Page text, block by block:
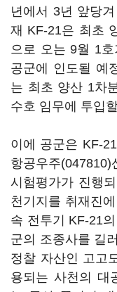
년에서 3년 앞당
재 KF-21은 최초
으로 오는 9월 1
공군에 인도될 예
는 최초 양산 1차
수호 임무에 투입
이에 공군은 KF-
항공우주(047810)
시험평가가 진행
천기지를 취재진
속 전투기 KF-21
군의 조종사를 길
정찰 자산인 고고
용되는 사천의 대